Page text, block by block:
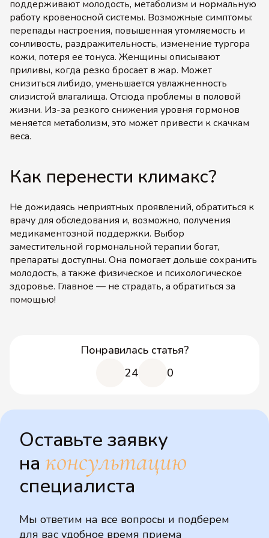
поддерживают молодость, метаболизм и нормальную
работу кровеносной системы. Возможные симптомы:
перепады настроения, повышенная утомляемость и
сонливость, раздражительность, изменение тургора
кожи, потеря ее тонуса. Женщины описывают
приливы, когда резко бросает в жар. Может
снизиться либидо, уменьшается увлажненность
слизистой влагалища. Отсюда проблемы в половой
жизни. Из-за резкого снижения уровня гормонов
меняется метаболизм, это может привести к скачкам
веса.
Как перенести климакс?
Не дожидаясь неприятных проявлений, обратиться к
врачу для обследования и, возможно, получения
медикаментозной поддержки. Выбор
заместительной гормональной терапии богат,
препараты доступны. Она помогает дольше сохранить
молодость, а также физическое и психологическое
здоровье. Главное — не страдать, а обратиться за
помощью!
Понравилась статья?
24
0
Оставьте заявку
на консультацию
специалиста
Мы ответим на все вопросы и подберем
для вас удобное время приема